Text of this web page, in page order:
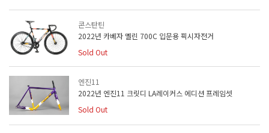
콘스탄틴
2022년 카베자 멜린 700C 입문용 픽시자전거
Sold Out
엔진11
2022년 엔진11 크릿디 LA레이커스 에디션 프레임셋
Sold Out